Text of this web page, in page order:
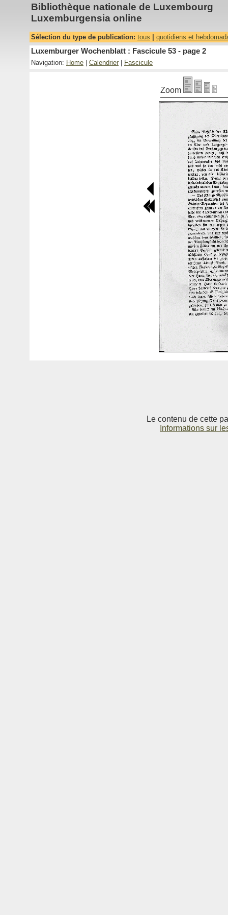
Bibliothèque nationale de Luxembourg
Luxemburgensia online
Sélection du type de publication: tous quotidiens et
Luxemburger Wochenblatt : Fascicule 53 - page 2
Navigation: Home Calendrier Fascicule
Zoom
Le contenu de cette
Informations sur